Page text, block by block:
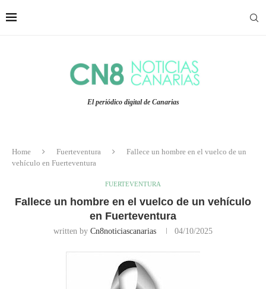
El periódico digital de Canarias
Home Fuerteventura
Fallece un hombre en el vuelco de un
vehículo en Fuerteventura
FUERTEVENTURA
Fallece un hombre en el vuelco de un vehículo
en Fuerteventura
written by Cn8noticiascanarias 04/10/2025